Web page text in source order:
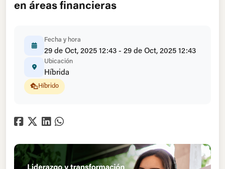
en áreas financieras
Fecha y hora
29 de Oct, 2025 12:43 - 29 de Oct, 2025 12:43
Ubicación
Híbrida
Híbrido